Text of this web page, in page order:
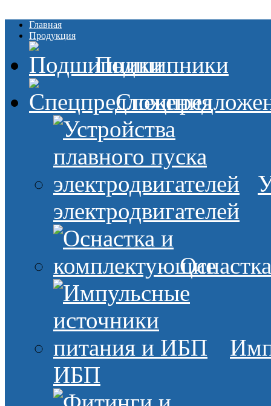
Главная
Продукция
Подшипники
электродвигателей
ИБП